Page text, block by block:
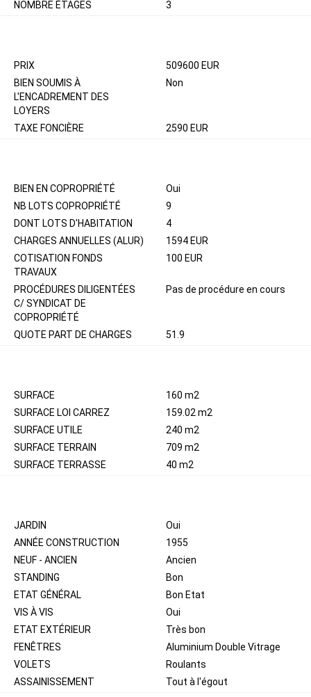
NOMBRE ÉTAGES
3
PRIX
509600 EUR
BIEN SOUMIS À
L'ENCADREMENT DES
LOYERS
Non
TAXE FONCIÈRE 2590 EUR
BIEN EN COPROPRIÉTÉ
Oui
NB LOTS COPROPRIÉTÉ
9
DONT LOTS D'HABITATION
4
CHARGES ANNUELLES (ALUR)
1594 EUR
COTISATION FONDS
TRAVAUX
100 EUR
PROCÉDURES DILIGENTÉES
C/ SYNDICAT DE
COPROPRIÉTÉ
Pas de procédure en cours
QUOTE PART DE CHARGES 51.9
SURFACE
160 m2
SURFACE LOI CARREZ
159.02 m2
SURFACE UTILE
240 m2
SURFACE TERRAIN
709 m2
SURFACE TERRASSE
40 m2
JARDIN
Oui
ANNÉE CONSTRUCTION
1955
NEUF - ANCIEN
Ancien
STANDING
Bon
ETAT GÉNÉRAL
Bon Etat
VIS À VIS
Oui
ETAT EXTÉRIEUR
Très bon
FENÊTRES
Aluminium Double Vitrage
VOLETS
Roulants
ASSAINISSEMENT
Tout à l'égout